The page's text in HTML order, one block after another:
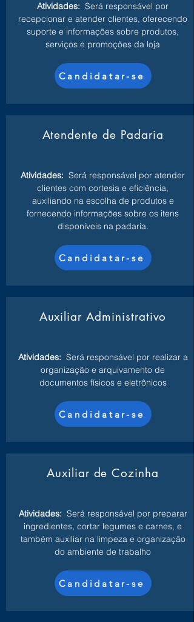
Atividades: Será responsável por
recepcionar e atender clientes, oferecendo
suporte e informações sobre produtos,
serviços e promoções da loja
Candidatar-se
Atendente de Padaria
Atividades: Será responsável por atender
clientes com cortesia e eficiência,
auxiliando na escolha de produtos e
fornecendo informações sobre os itens
disponíveis na padaria.
Candidatar-se
Auxiliar Administrativo
Atividades: Será responsável por realizar a
organização e arquivamento de
documentos físicos e eletrônicos
Candidatar-se
Auxiliar de Cozinha
Atividades: Será responsável por preparar
ingredientes, cortar legumes e carnes, e
também auxiliar na limpeza e organização
do ambiente de trabalho
Candidatar-se